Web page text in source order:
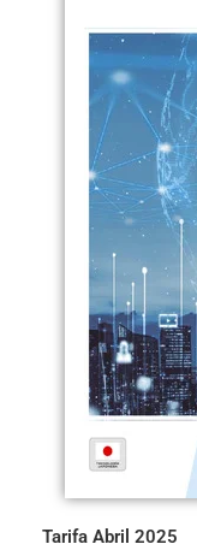
Tarifa Abril 2025